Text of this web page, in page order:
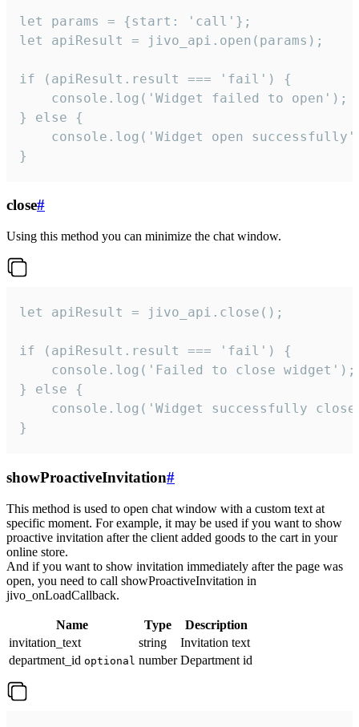
let params = {start: 'call'};
let apiResult = jivo_api.open(params);
if (apiResult.result === 'fail') {
    console.log('Widget failed to open');
} else {
console.log('Widget open
}
close#
Using this method you can minimize the chat window.
let apiResult = jivo_api.close();
if (apiResult.result === 'fail') {
    console.log('Failed to close widget');
} else {
console.log('Widget successfully
}
showProactiveInvitation#
This method is used to open chat window with a custom text at
specific moment. For example, it may be used if you want to show
proactive invitation after the client added goods to the cart in your
online store.
And if you want to show invitation immediately after the page was
open, you need to call showProactiveInvitation in
jivo_onLoadCallback.
Name Type
Description
invitation_text
string
Invitation text
department_id optional number Department id